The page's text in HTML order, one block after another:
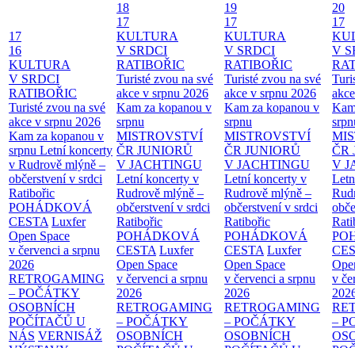
17
16
KULTURA
V SRDCI
RATIBOŘIC
Turisté zvou na své
akce v srpnu 2026
Kam za kopanou v
srpnu Letní koncerty
v Rudrově mlýně –
občerstvení v srdci
Ratibořic
POHÁDKOVÁ
CESTA Luxfer
Open Space
v červenci a srpnu
2026
RETROGAMING
– POČÁTKY
OSOBNÍCH
POČÍTAČŮ U
NÁS VERNISÁŽ
18
17
KULTURA
V SRDCI
RATIBOŘIC
Turisté zvou na své
akce v srpnu 2026
Kam za kopanou v
srpnu
MISTROVSTVÍ
ČR JUNIORŮ
V JACHTINGU
Letní koncerty v
Rudrově mlýně –
občerstvení v srdci
Ratibořic
POHÁDKOVÁ
CESTA Luxfer
Open Space
v červenci a srpnu
2026
RETROGAMING
– POČÁTKY
OSOBNÍCH
19
17
KULTURA
V SRDCI
RATIBOŘIC
Turisté zvou na své
akce v srpnu 2026
Kam za kopanou v
srpnu
MISTROVSTVÍ
ČR JUNIORŮ
V JACHTINGU
Letní koncerty v
Rudrově mlýně –
občerstvení v srdci
Ratibořic
POHÁDKOVÁ
CESTA Luxfer
Open Space
v červenci a srpnu
2026
RETROGAMING
– POČÁTKY
OSOBNÍCH
20
17
V
ČR
V
v
–